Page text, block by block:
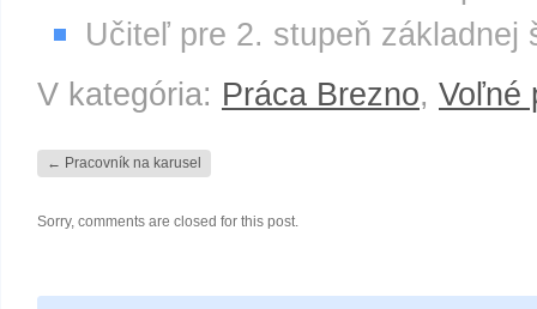
Učiteľ pre 2. stupeň základnej
V kategória: Práca Brezno, Voľné
← Pracovník na karusel
Sorry, comments are closed for this post.